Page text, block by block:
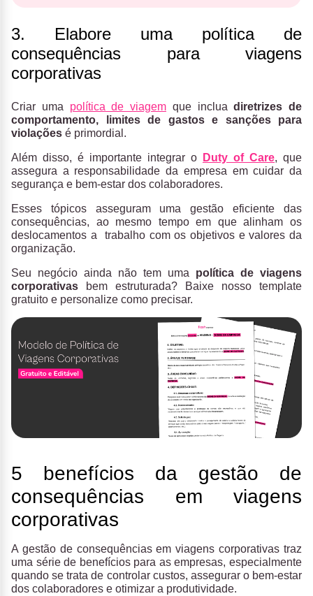
3. Elabore uma política de
consequências para viagens
corporativas
Criar uma política de viagem que incluadiretrizes de
comportamento, limites de gastos e sanções para
violações é primordial.
Além disso, é importante integrar o Duty of Care, que
assegura a responsabilidade da empresa em cuidar da
segurança e bem-estar dos colaboradores.
Esses tópicos asseguram uma gestão eficiente das
consequências, ao mesmo tempo em que alinham os
deslocamentos a trabalho com os objetivos e valores da
organização.
Seu negócio ainda não tem uma política de viagens
corporativas bem estruturada? Baixe nosso template
gratuito e personalize como precisar.
5 benefícios da gestão de
consequências em viagens
corporativas
A gestão de consequências em viagens corporativas traz
uma série de benefícios para as empresas, especialmente
quando se trata de controlar custos, assegurar o bem-estar
dos colaboradores e otimizar a produtividade.